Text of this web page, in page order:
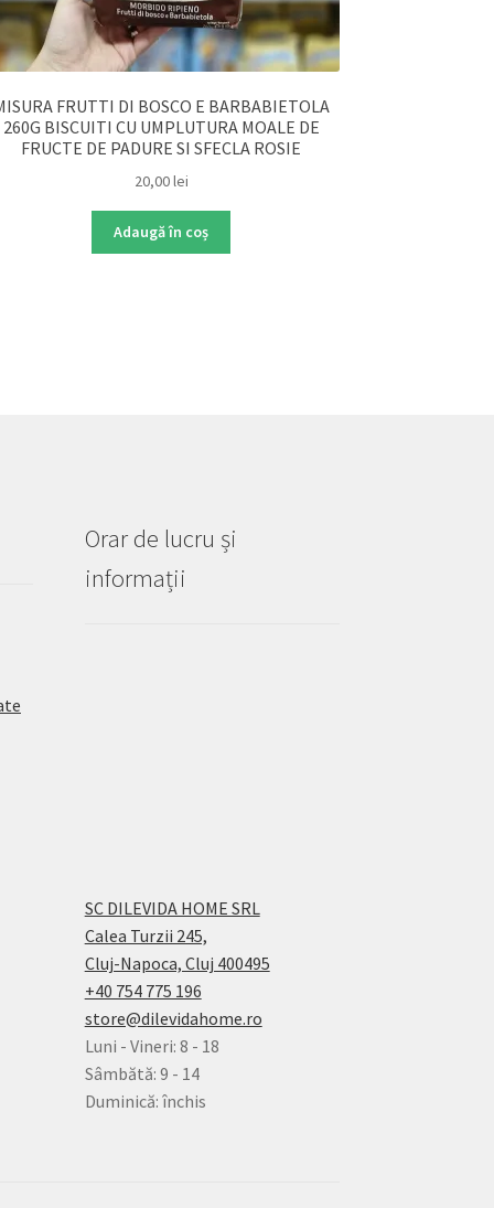
FRUTTI DI BOSCO E BARBABIETOLA
260G BISCUITI CU UMPLUTURA MOALE DE
FRUCTE DE PADURE SI SFECLA ROSIE
20,00lei
Adaugă în coș
Orar de lucru și
informații
SC DILEVIDA HOME SRL
Calea Turzii 245,
Cluj-Napoca, Cluj 400495
+40 754 775 196
store@dilevidahome.ro
Luni - Vineri: 8 - 18
Sâmbătă: 9 - 14
Duminică: închis